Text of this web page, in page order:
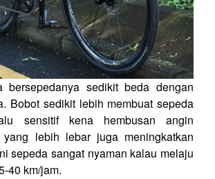
bersepedanya sedikit beda dengan
Bobot sedikit lebih membuat sepeda
sensitif kena hembusan angin
lebih lebar juga meningkatkan
sepeda sangat nyaman kalau melaju
40 km/jam.